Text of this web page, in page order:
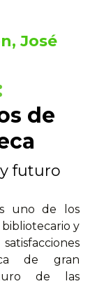
José
de
futuro
uno de los
y
de gran
de las